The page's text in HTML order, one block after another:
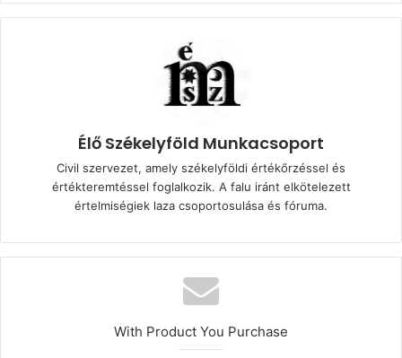
Élő Székelyföld Munkacsoport
Civil szervezet, amely székelyföldi értékőrzéssel és
értékteremtéssel foglalkozik. A falu iránt elkötelezett
értelmiségiek laza csoportosulása és fóruma.
With Product You Purchase